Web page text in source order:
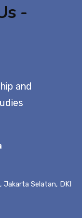
-
and
Jakarta Selatan, DKI